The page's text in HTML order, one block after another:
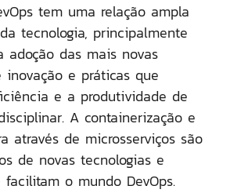
tem uma relação ampla
tecnologia, principalmente
adoção das mais novas
inovação e práticas que
e a produtividade de
A containerização e
através de microsserviços são
de novas tecnologias e
o mundo DevOps.